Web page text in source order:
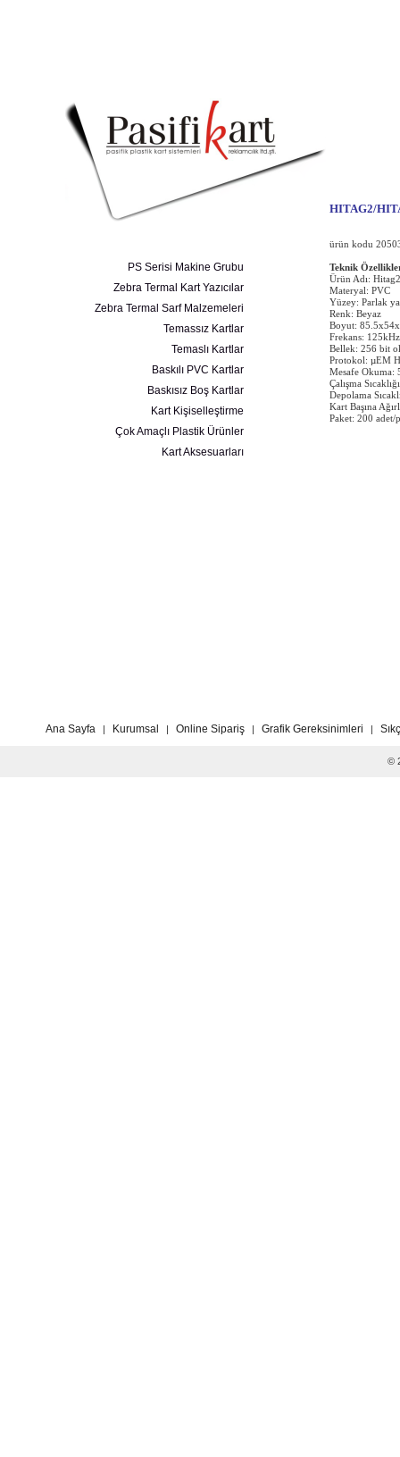
PS Serisi Makine Grubu
Zebra Termal Kart Yazıcılar
Zebra Termal Sarf Malzemeleri
Temassız Kartlar
Temaslı Kartlar
Baskılı PVC Kartlar
Baskısız Boş Kartlar
Kart Kişiselleştirme
Çok Amaçlı Plastik Ürünler
Kart Aksesuarları
HITAG2/
ürün kodu
Teknik
Ürün Adı:
Materyal: PVC
Yüzey: Parlak
Renk: Beyaz
Boyut:
Frekans: 125kHz
Bellek: 256 bit
Protokol: µEM
Mesafe Okuma:
Çalışma
Depolama
Kart Başına
Paket: 200 adet/
Ana Sayfa | Kurumsal | Online Sipariş | Grafik Gereksinimleri |
©